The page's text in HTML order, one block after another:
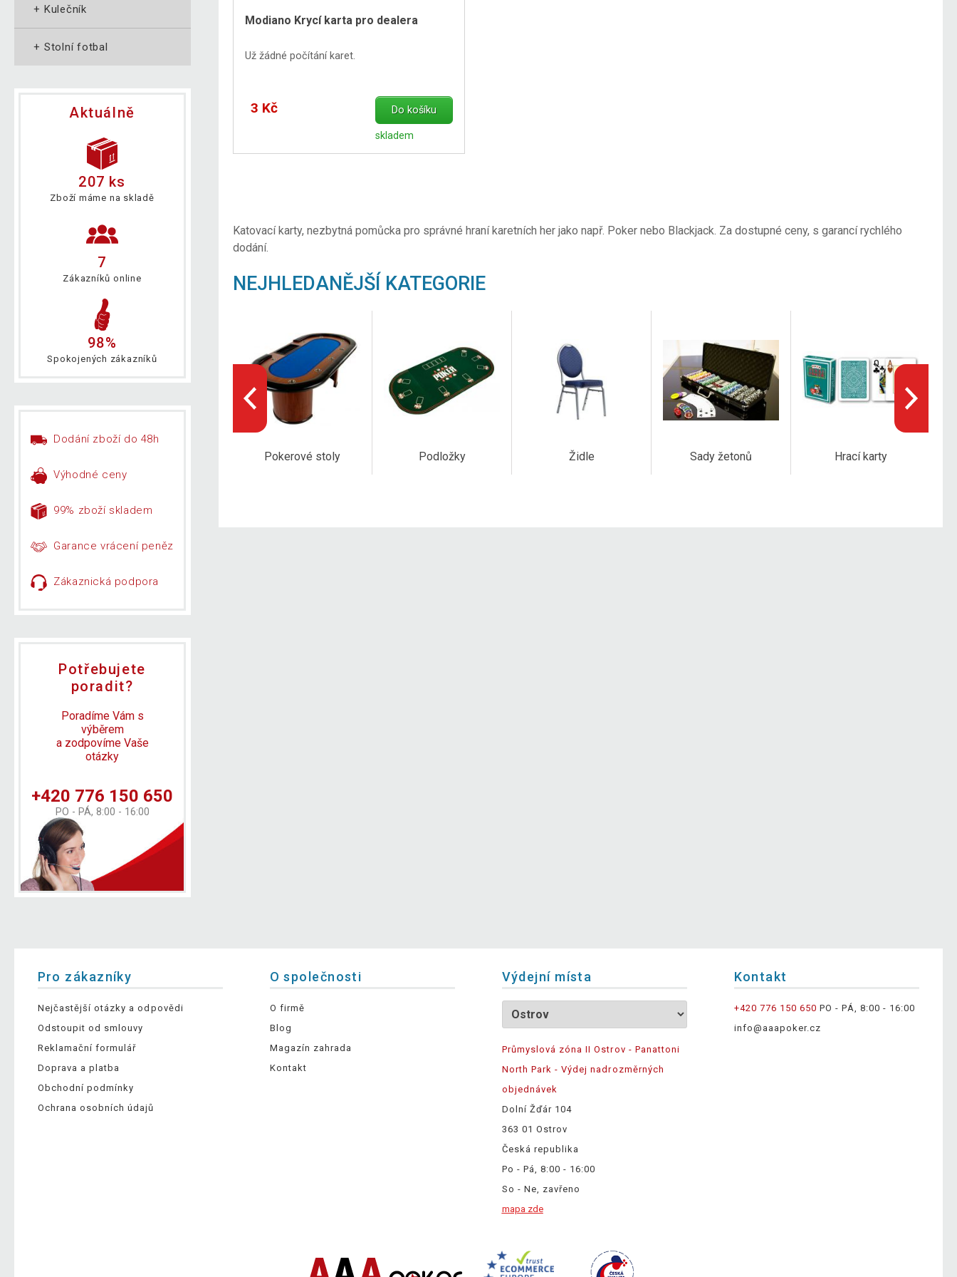
+ Kulečník
+ Stolní fotbal
Aktuálně
207 ks
Zboží máme na skladě
7
Zákazníků online
98%
Spokojených zákazníků
Dodání zboží do 48h
Výhodné ceny
99% zboží skladem
Garance vrácení peněz
Zákaznická podpora
Potřebujete
poradit?
Poradíme Vám s
výběrem
a zodpovíme Vaše
otázky
+420 776 150 650
PO - PÁ, 8:00 - 16:00
Modiano Krycí karta pro dealera
Už žádné počítání karet.
3 Kč Do košíku
skladem
Katovací karty, nezbytná pomůcka pro správné hraní karetních her jako např. Poker nebo Blackjack. Za dostupné ceny, s garancí rychlého
dodání.
NEJHLEDANĚJŠÍ KATEGORIE
Pokerové stoly Podložky Židle Sady žetonů Hrací karty
Pro zákazníky
Nejčastější otázky a odpovědi
Odstoupit od smlouvy
Reklamační formulář
Doprava a platba
Obchodní podmínky
Ochrana osobních údajů
O společnosti
O firmě
Blog
Magazín zahrada
Kontakt
Výdejní místa
Průmyslová zóna II Ostrov - Panattoni
North Park - Výdej nadrozměrných
objednávek
Dolní Žďár 104
363 01 Ostrov
Česká republika
Po - Pá, 8:00 - 16:00
So - Ne, zavřeno
mapa zde
Kontakt
+420 776 150 650 PO - PÁ, 8:00 - 16:00
info@aaapoker.cz